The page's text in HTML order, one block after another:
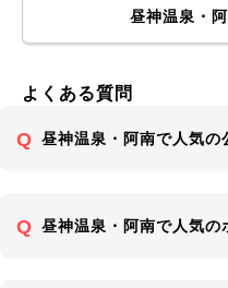
昼神温泉・
よくある質問
昼神温泉・阿南で人気の
昼神温泉・阿南で人気の